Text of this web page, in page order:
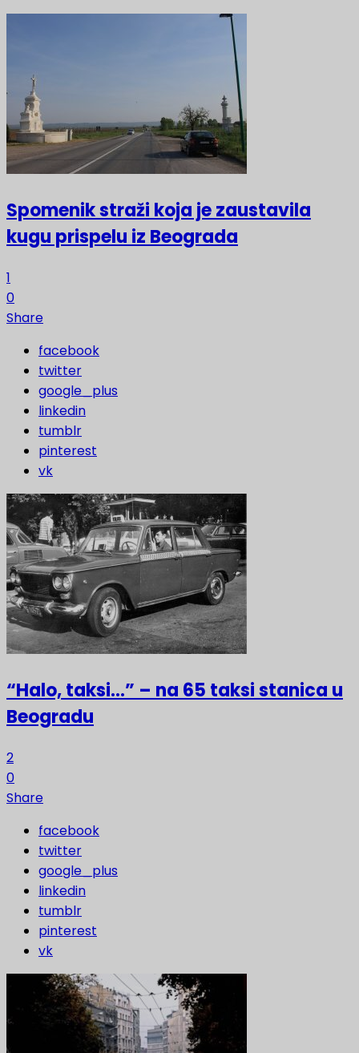
Spomenik straži koja je zaustavila
kugu prispelu iz Beograda
1
0
Share
facebook
twitter
google_plus
linkedin
tumblr
pinterest
vk
“Halo, taksi…” – na 65 taksi stanica u
Beogradu
2
0
Share
facebook
twitter
google_plus
linkedin
tumblr
pinterest
vk